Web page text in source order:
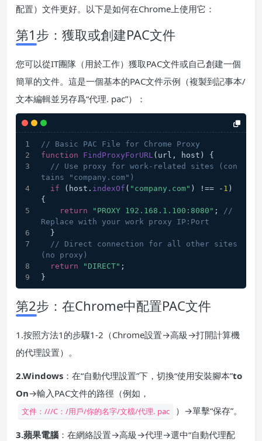
配置）文件更好。以下是如何在Chrome上使用它：
第1步：獲取或創建PAC文件
您可以從IT團隊（用於工作）獲取PAC文件或自己創建一個
簡單的文件。這是一個基本的PAC文件示例（複製到記事本/
文本編輯並另存爲“代理. pac”）：
// Basic PAC File for Chrome Proxy
function
FindProxyForURL ( url, host ) {
// Use proxy for work-related sites (con
tains "company.com")
if (host. indexOf ( "company.com" ) !== - 1 )
{
return
"PROXY 192.168.1.100:8080" ;
//
Replace with your work proxy IP:Port
  }
// Direct connection for all other sites
(no proxy)
return
"DIRECT" ;
}
第2步：在Chrome中配置PAC文件
1.按照方法1的步驟1-2（Chrome設置→高級→打開計算機
的代理設置）。
2.Windows ：在“自動代理設置”下，切換“使用安裝腳本”to
On→輸入PAC文件的路徑（例如，
文件：///C：/用戶/你的名字/文檔/代理. pac ）→單擊“保存”。
3.蘋果電腦 ：在網絡設置→高級→代理→選中“自動代理配